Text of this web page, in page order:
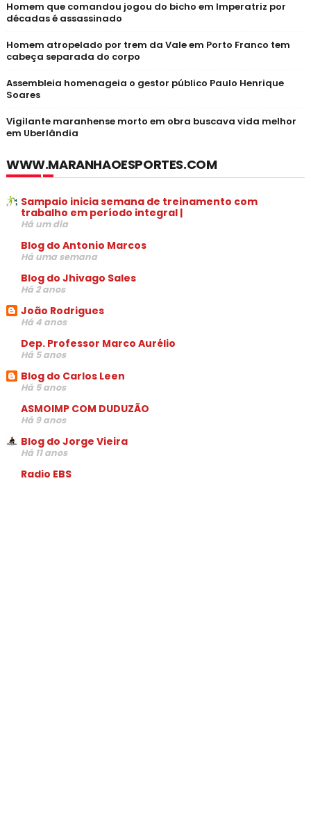
Homem que comandou jogou do bicho em Imperatriz por
décadas é assassinado
Homem atropelado por trem da Vale em Porto Franco tem
cabeça separada do corpo
Assembleia homenageia o gestor público Paulo Henrique
Soares
Vigilante maranhense morto em obra buscava vida melhor
em Uberlândia
WWW.MARANHAOESPORTES.COM
Sampaio inicia semana de treinamento com
trabalho em período integral |
Há um dia
Blog do Antonio Marcos
Há uma semana
Blog do Jhivago Sales
Há 2 anos
João Rodrigues
Há 4 anos
Dep. Professor Marco Aurélio
Há 5 anos
Blog do Carlos Leen
Há 5 anos
ASMOIMP COM DUDUZÃO
Há 9 anos
Blog do Jorge Vieira
Há 11 anos
Radio EBS